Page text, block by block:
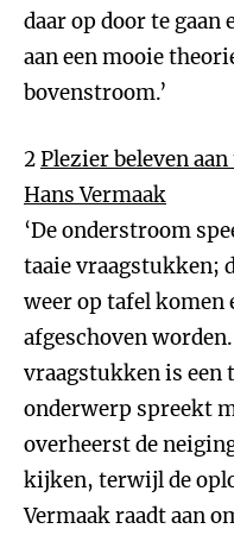
daar op door te
aan een mooie
bovenstroom.’
2Plezier beleven
Hans Vermaak
‘De onderstroom
taaie vraagstukken;
weer op tafel komen
afgeschoven
vraagstukken is een
onderwerp spreekt
overheerst de
kijken, terwijl de
Vermaak raadt aan